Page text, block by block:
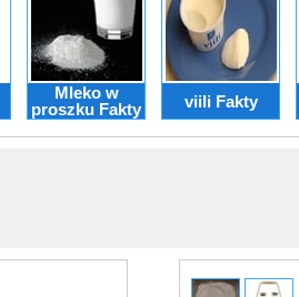
Mleko w
proszku Fakty
viili Fakty